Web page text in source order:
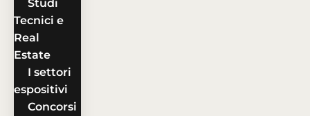
Studi
Tecnici e
Real
Estate
I settori
espositivi
Concorsi